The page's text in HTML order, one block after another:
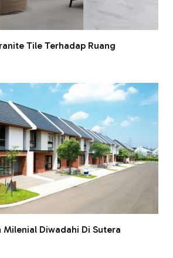
Tile Terhadap Ruang
Milenial Diwadahi Di Sutera